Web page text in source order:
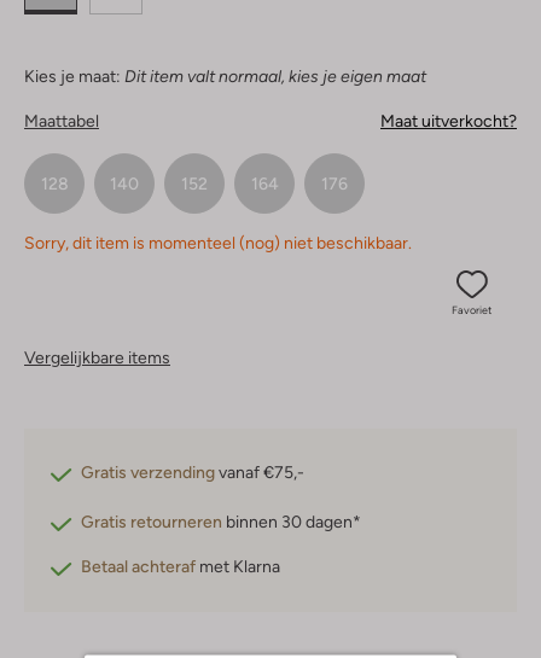
Kies je maat: Dit item valt normaal, kies je eigen maat
Maattabel Maat uitverkocht?
128 140 152 164 176
Sorry, dit item is momenteel (nog) niet beschikbaar.
Favoriet
Vergelijkbare items
Gratis verzendingvanaf €75,-
Gratis retourneren binnen 30 dagen*
Betaal achteraf met Klarna